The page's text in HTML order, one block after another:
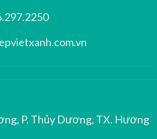
P. Thủy Dương, TX. Hương